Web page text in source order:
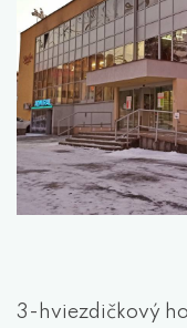
3-hviezdičkový